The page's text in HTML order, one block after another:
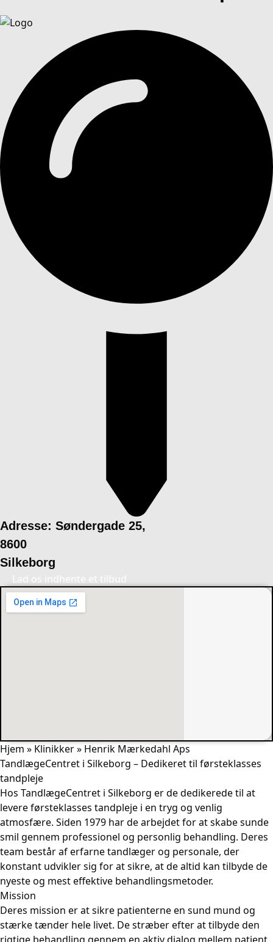
Adresse: Søndergade 25,
8600
Silkeborg
Lad os indhente et tilbud
Hjem » Klinikker» Henrik Mærkedahl Aps
TandlægeCentret i Silkeborg – Dedikeret til førsteklasses
tandpleje
Hos TandlægeCentret i Silkeborg er de dedikerede til at
levere førsteklasses tandpleje i en tryg og venlig
atmosfære. Siden 1979 har de arbejdet for at skabe sunde
smil gennem professionel og personlig behandling. Deres
team består af erfarne tandlæger og personale, der
konstant udvikler sig for at sikre, at de altid kan tilbyde de
nyeste og mest effektive behandlingsmetoder.
Mission
Deres mission er at sikre patienterne en sund mund og
stærke tænder hele livet. De stræber efter at tilbyde den